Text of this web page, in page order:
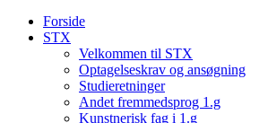
Forside
STX
Velkommen til STX
Optagelseskrav og ansøgning
Studieretninger
Andet fremmedsprog 1.g
Kunstnerisk fag i 1.g